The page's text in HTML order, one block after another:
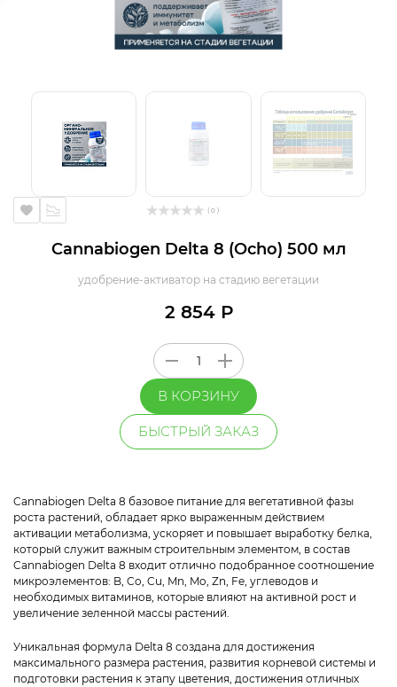
( 0 )
Cannabiogen Delta 8 (Ocho) 500 мл
удобрение-активатор на стадию вегетации
2 854 Р
В КОРЗИНУ
БЫСТРЫЙ ЗАКАЗ
Cannabiogen Delta 8 базовое питание для вегетативной фазы
роста растений, обладает ярко выраженным действием
активации метаболизма, ускоряет и повышает выработку белка,
который служит важным строительным элементом, в состав
Cannabiogen Delta 8 входит отлично подобранное соотношение
микроэлементов: B, Co, Cu, Mn, Mo, Zn, Fe, углеводов и
необходимых витаминов, которые влияют на активной рост и
увеличение зеленной массы растений.
Уникальная формула Delta 8 создана для достижения
максимального размера растения, развития корневой системы и
подготовки растения к этапу цветения, достижения отличных